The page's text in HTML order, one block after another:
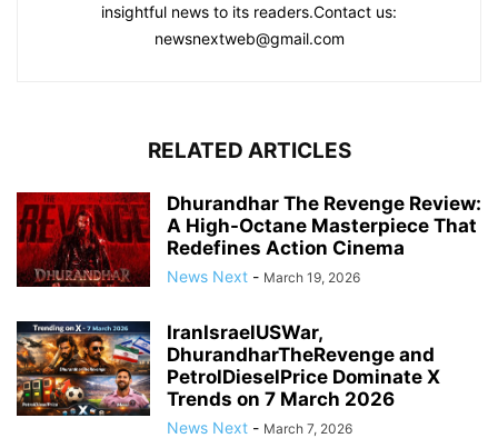
insightful news to its readers.Contact us:
newsnextweb@gmail.com
RELATED ARTICLES
Dhurandhar The Revenge Review:
A High-Octane Masterpiece That
Redefines Action Cinema
News Next - March 19, 2026
IranIsraelUSWar,
DhurandharTheRevenge and
PetrolDieselPrice Dominate X
Trends on 7 March 2026
News Next - March 7, 2026